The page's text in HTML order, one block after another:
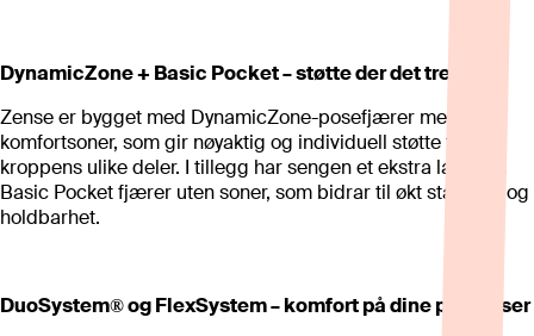
DynamicZone + Basic Pocket – støtte der det trengs
Zense er bygget med DynamicZone-posefjærer med 7
komfortsoner, som gir nøyaktig og individuell støtte til
kroppens ulike deler. I tillegg har sengen et ekstra lag med
Basic Pocket fjærer uten soner, som bidrar til økt stabilitet og
holdbarhet.
DuoSystem® og FlexSystem – komfort på dine premisser